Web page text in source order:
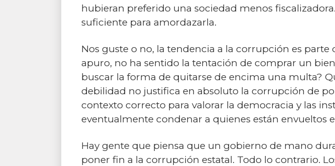
hubieran preferido una sociedad menos
suficiente para amordazarla.
Nos guste o no, la tendencia a la corrupción es
apuro, no ha sentido la tentación de comprar un
buscar la forma de quitarse de encima una multa?
debilidad no justifica en absoluto la corrupción de
contexto correcto para valorar la democracia y las
eventualmente condenar a quienes están envueltos
Hay gente que piensa que un gobierno de mano
poner fin a la corrupción estatal. Todo lo contrario.